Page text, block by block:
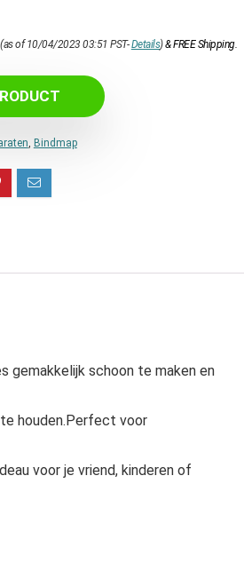
(as of 10/04/2023 03:51 PST-Details)&FREE Shipping.
, Bindmap
gemakkelijk schoon te maken en
houden.Perfect voor
voor je vriend, kinderen of